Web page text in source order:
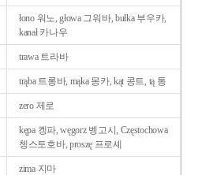
łono 워노, głowa 그워바, bułka 부우카,
kanał 카나우
trawa 트라바
trąba 트롱바, mąka 몽카, kąt 콩트, tą 통
zero 제로
kępa 켕파, węgorz 벵고시, Częstochowa
쳉스토호바, proszę 프로셰
zima 지마